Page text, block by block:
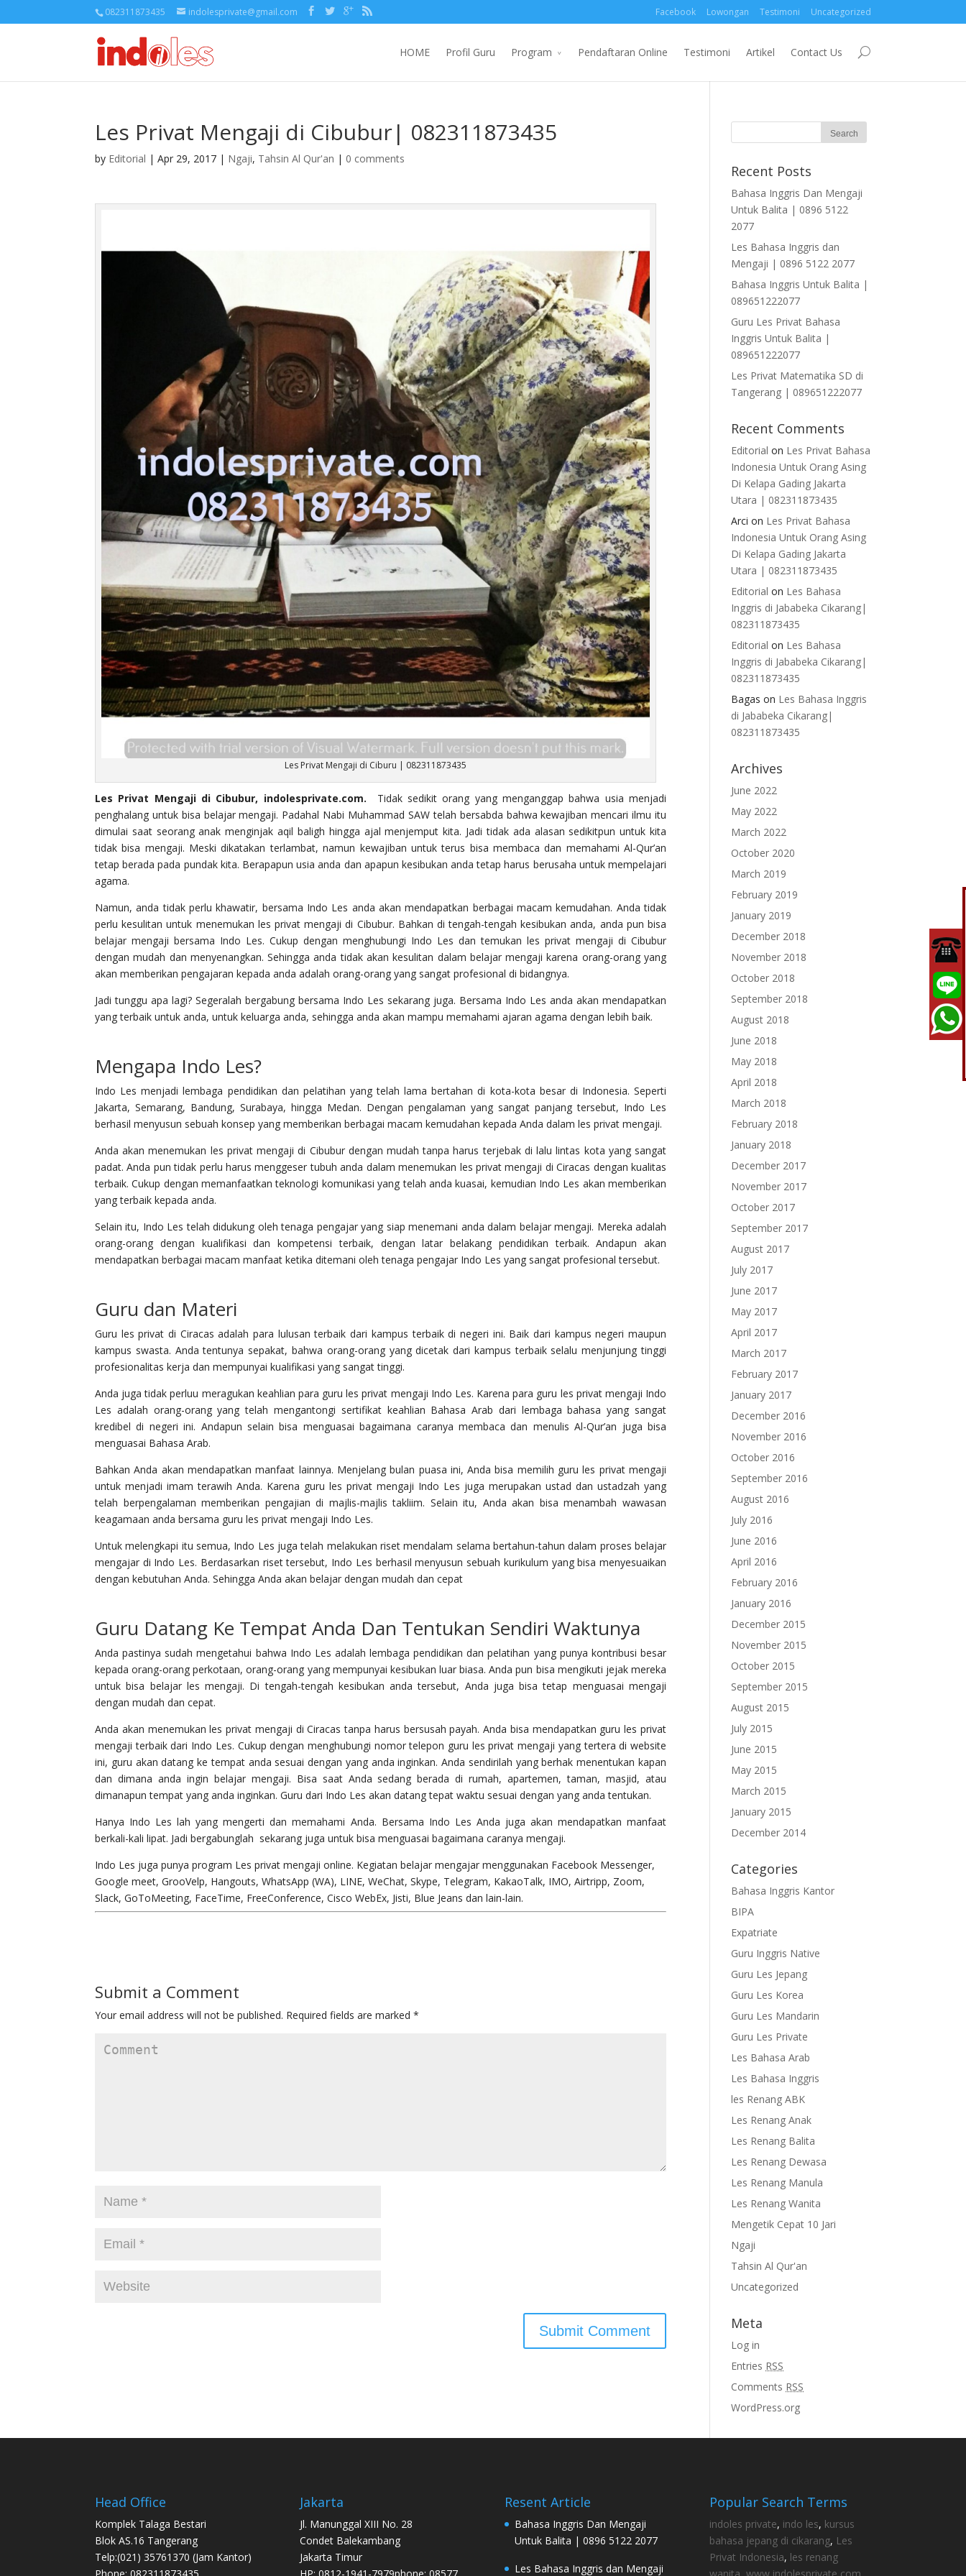
082311873435 indolesprivate@gmail.com Facebook Lowongan Testimoni Uncategorized
HOME Profil Guru Program Pendaftaran Online Testimoni Artikel Contact Us
Les Privat Mengaji di Cibubur| 082311873435
by Editorial | Apr 29, 2017 | Ngaji, Tahsin Al Qur'an | 0 comments
Les Privat Mengaji di Ciburu | 082311873435
Les Privat Mengaji di Cibubur, indolesprivate.com. Tidak sedikit orang yang menganggap bahwa usia menjadi
penghalang untuk bisa belajar mengaji. Padahal Nabi Muhammad SAW telah bersabda bahwa kewajiban mencari ilmu itu
dimulai saat seorang anak menginjak aqil baligh hingga ajal menjemput kita. Jadi tidak ada alasan sedikitpun untuk kita
tidak bisa mengaji. Meski dikatakan terlambat, namun kewajiban untuk terus bisa membaca dan memahami Al-Qur’an
tetap berada pada pundak kita. Berapapun usia anda dan apapun kesibukan anda tetap harus berusaha untuk mempelajari
agama.
Namun, anda tidak perlu khawatir, bersama Indo Les anda akan mendapatkan berbagai macam kemudahan. Anda tidak
perlu kesulitan untuk menemukan les privat mengaji di Cibubur. Bahkan di tengah-tengah kesibukan anda, anda pun bisa
belajar mengaji bersama Indo Les. Cukup dengan menghubungi Indo Les dan temukan les privat mengaji di Cibubur
dengan mudah dan menyenangkan. Sehingga anda tidak akan kesulitan dalam belajar mengaji karena orang-orang yang
akan memberikan pengajaran kepada anda adalah orang-orang yang sangat profesional di bidangnya.
Jadi tunggu apa lagi? Segeralah bergabung bersama Indo Les sekarang juga. Bersama Indo Les anda akan mendapatkan
yang terbaik untuk anda, untuk keluarga anda, sehingga anda akan mampu memahami ajaran agama dengan lebih baik.
Mengapa Indo Les?
Indo Les menjadi lembaga pendidikan dan pelatihan yang telah lama bertahan di kota-kota besar di Indonesia. Seperti
Jakarta, Semarang, Bandung, Surabaya, hingga Medan. Dengan pengalaman yang sangat panjang tersebut, Indo Les
berhasil menyusun sebuah konsep yang memberikan berbagai macam kemudahan kepada Anda dalam les privat mengaji.
Anda akan menemukan les privat mengaji di Cibubur dengan mudah tanpa harus terjebak di lalu lintas kota yang sangat
padat. Anda pun tidak perlu harus menggeser tubuh anda dalam menemukan les privat mengaji di Ciracas dengan kualitas
terbaik. Cukup dengan memanfaatkan teknologi komunikasi yang telah anda kuasai, kemudian Indo Les akan memberikan
yang terbaik kepada anda.
Selain itu, Indo Les telah didukung oleh tenaga pengajar yang siap menemani anda dalam belajar mengaji. Mereka adalah
orang-orang dengan kualifikasi dan kompetensi terbaik, dengan latar belakang pendidikan terbaik. Andapun akan
mendapatkan berbagai macam manfaat ketika ditemani oleh tenaga pengajar Indo Les yang sangat profesional tersebut.
Guru dan Materi
Guru les privat di Ciracas adalah para lulusan terbaik dari kampus terbaik di negeri ini. Baik dari kampus negeri maupun
kampus swasta. Anda tentunya sepakat, bahwa orang-orang yang dicetak dari kampus terbaik selalu menjunjung tinggi
profesionalitas kerja dan mempunyai kualifikasi yang sangat tinggi.
Anda juga tidak perluu meragukan keahlian para guru les privat mengaji Indo Les. Karena para guru les privat mengaji Indo
Les adalah orang-orang yang telah mengantongi sertifikat keahlian Bahasa Arab dari lembaga bahasa yang sangat
kredibel di negeri ini. Andapun selain bisa menguasai bagaimana caranya membaca dan menulis Al-Qur’an juga bisa
menguasai Bahasa Arab.
Bahkan Anda akan mendapatkan manfaat lainnya. Menjelang bulan puasa ini, Anda bisa memilih guru les privat mengaji
untuk menjadi imam terawih Anda. Karena guru les privat mengaji Indo Les juga merupakan ustad dan ustadzah yang
telah berpengalaman memberikan pengajian di majlis-majlis takliim. Selain itu, Anda akan bisa menambah wawasan
keagamaan anda bersama guru les privat mengaji Indo Les.
Untuk melengkapi itu semua, Indo Les juga telah melakukan riset mendalam selama bertahun-tahun dalam proses belajar
mengajar di Indo Les. Berdasarkan riset tersebut, Indo Les berhasil menyusun sebuah kurikulum yang bisa menyesuaikan
dengan kebutuhan Anda. Sehingga Anda akan belajar dengan mudah dan cepat
Guru Datang Ke Tempat Anda Dan Tentukan Sendiri Waktunya
Anda pastinya sudah mengetahui bahwa Indo Les adalah lembaga pendidikan dan pelatihan yang punya kontribusi besar
kepada orang-orang perkotaan, orang-orang yang mempunyai kesibukan luar biasa. Anda pun bisa mengikuti jejak mereka
untuk bisa belajar les mengaji. Di tengah-tengah kesibukan anda tersebut, Anda juga bisa tetap menguasai mengaji
dengan mudah dan cepat.
Anda akan menemukan les privat mengaji di Ciracas tanpa harus bersusah payah. Anda bisa mendapatkan guru les privat
mengaji terbaik dari Indo Les. Cukup dengan menghubungi nomor telepon guru les privat mengaji yang tertera di website
ini, guru akan datang ke tempat anda sesuai dengan yang anda inginkan. Anda sendirilah yang berhak menentukan kapan
dan dimana anda ingin belajar mengaji. Bisa saat Anda sedang berada di rumah, apartemen, taman, masjid, atau
dimanapun tempat yang anda inginkan. Guru dari Indo Les akan datang tepat waktu sesuai dengan yang anda tentukan.
Hanya Indo Les lah yang mengerti dan memahami Anda. Bersama Indo Les Anda juga akan mendapatkan manfaat
berkali-kali lipat. Jadi bergabunglah sekarang juga untuk bisa menguasai bagaimana caranya mengaji.
Indo Les juga punya program Les privat mengaji online. Kegiatan belajar mengajar menggunakan Facebook Messenger,
Google meet, GrooVelp, Hangouts, WhatsApp (WA), LINE, WeChat, Skype, Telegram, KakaoTalk, IMO, Airtripp, Zoom,
Slack, GoToMeeting, FaceTime, FreeConference, Cisco WebEx, Jisti, Blue Jeans dan lain-lain.
Submit a Comment
Your email address will not be published. Required fields are marked *
Recent Posts
Bahasa Inggris Dan Mengaji
Untuk Balita | 0896 5122
2077
Les Bahasa Inggris dan
Mengaji | 0896 5122 2077
Bahasa Inggris Untuk Balita |
089651222077
Guru Les Privat Bahasa
Inggris Untuk Balita |
089651222077
Les Privat Matematika SD di
Tangerang | 089651222077
Recent Comments
Editorial on Les Privat Bahasa
Indonesia Untuk Orang Asing
Di Kelapa Gading Jakarta
Utara | 082311873435
Arci on Les Privat Bahasa
Indonesia Untuk Orang Asing
Di Kelapa Gading Jakarta
Utara | 082311873435
Editorial on Les Bahasa
Inggris di Jababeka Cikarang|
082311873435
Editorial on Les Bahasa
Inggris di Jababeka Cikarang|
082311873435
Bagas on Les Bahasa Inggris
di Jababeka Cikarang|
082311873435
Archives
June 2022
May 2022
March 2022
October 2020
March 2019
February 2019
January 2019
December 2018
November 2018
October 2018
September 2018
August 2018
June 2018
May 2018
April 2018
March 2018
February 2018
January 2018
December 2017
November 2017
October 2017
September 2017
August 2017
July 2017
June 2017
May 2017
April 2017
March 2017
February 2017
January 2017
December 2016
November 2016
October 2016
September 2016
August 2016
July 2016
June 2016
April 2016
February 2016
January 2016
December 2015
November 2015
October 2015
September 2015
August 2015
July 2015
June 2015
May 2015
March 2015
January 2015
December 2014
Categories
Bahasa Inggris Kantor
BIPA
Expatriate
Guru Inggris Native
Guru Les Jepang
Guru Les Korea
Guru Les Mandarin
Guru Les Private
Les Bahasa Arab
Les Bahasa Inggris
les Renang ABK
Les Renang Anak
Les Renang Balita
Les Renang Dewasa
Les Renang Manula
Les Renang Wanita
Mengetik Cepat 10 Jari
Ngaji
Tahsin Al Qur'an
Uncategorized
Meta
Log in
Entries RSS
Comments RSS
WordPress.org
Head Office
Komplek Talaga Bestari
Blok AS.16 Tangerang
Telp:(021) 35761370 (Jam Kantor)
Jakarta
Jl. Manunggal XIII No. 28
Condet Balekambang
Jakarta Timur
Resent Article
Bahasa Inggris Dan Mengaji
Untuk Balita | 0896 5122 2077
Les Bahasa Inggris dan Mengaji
Popular Search Terms
indoles private, indo les, kursus
bahasa jepang di cikarang, Les
Privat Indonesia, les renang